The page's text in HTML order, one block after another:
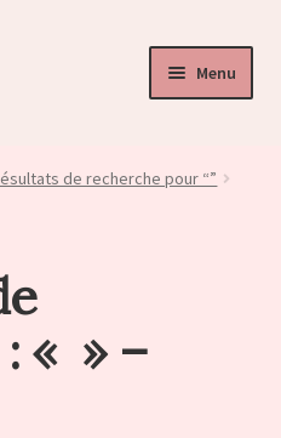
Menu
de recherche pour “”
« » –